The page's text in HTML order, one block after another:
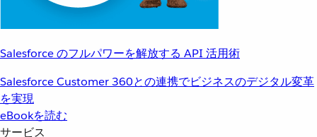
Salesforce のフルパワーを解放する API 活用術
Salesforce Customer 360との連携でビジネスのデジタル変革
を実現
eBookを読む
サービス